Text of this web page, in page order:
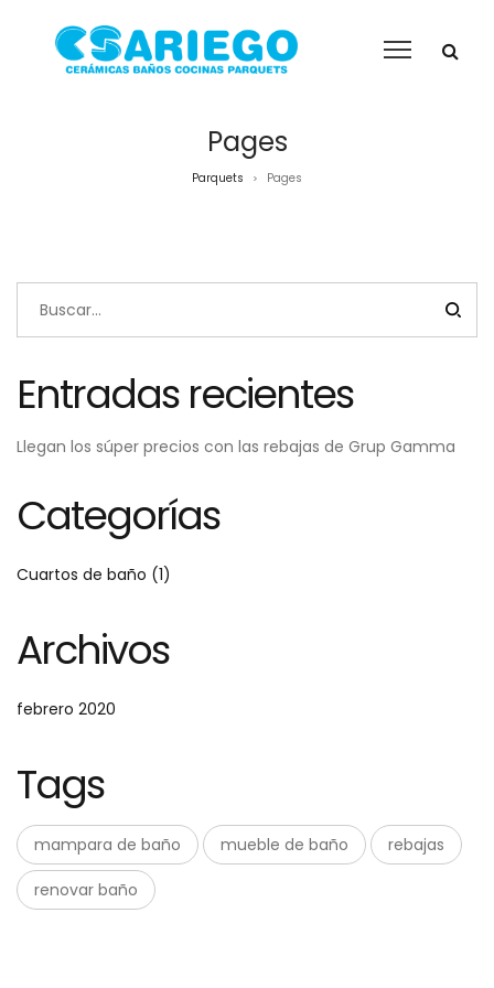
Pages
Parquets > Pages
Entradas recientes
Llegan los súper precios con las rebajas de Grup Gamma
Categorías
Cuartos de baño (1)
Archivos
febrero 2020
Tags
mampara de baño mueble de baño rebajas
renovar baño